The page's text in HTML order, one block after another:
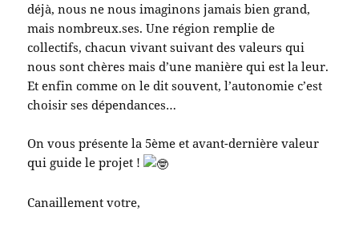
déjà, nous ne nous imaginons jamais bien grand,
mais nombreux.ses. Une région remplie de
collectifs, chacun vivant suivant des valeurs qui
nous sont chères mais d’une manière qui est la leur.
Et enfin comme on le dit souvent, l’autonomie c’est
choisir ses dépendances…
On vous présente la 5ème et avant-dernière valeur
qui guide le projet !
Canaillement votre,